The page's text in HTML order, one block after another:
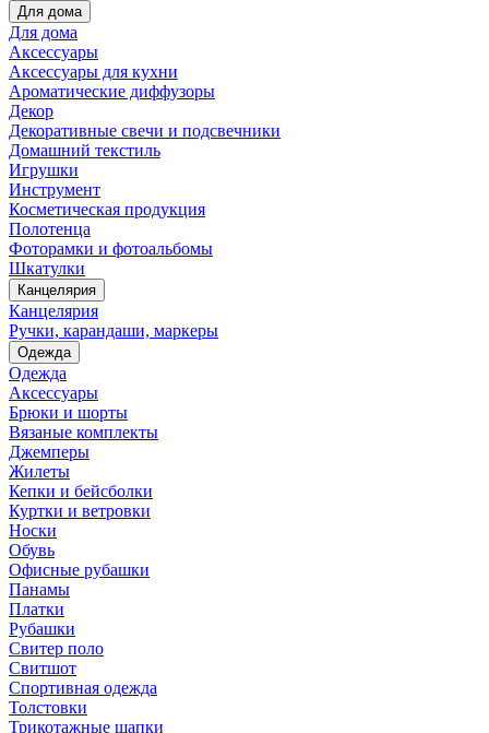
Для дома
Для дома
Аксессуары
Аксессуары для кухни
Ароматические диффузоры
Декор
Декоративные свечи и подсвечники
Домашний текстиль
Игрушки
Инструмент
Косметическая продукция
Полотенца
Фоторамки и фотоальбомы
Шкатулки
Канцелярия
Канцелярия
Ручки, карандаши, маркеры
Одежда
Одежда
Аксессуары
Брюки и шорты
Вязаные комплекты
Джемперы
Жилеты
Кепки и бейсболки
Куртки и ветровки
Носки
Обувь
Офисные рубашки
Панамы
Платки
Рубашки
Свитер поло
Свитшот
Спортивная одежда
Толстовки
Трикотажные шапки